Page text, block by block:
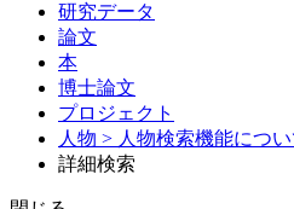
研究データ
論文
本
博士論文
プロジェクト
人物 > 人物検索機能につい
詳細検索